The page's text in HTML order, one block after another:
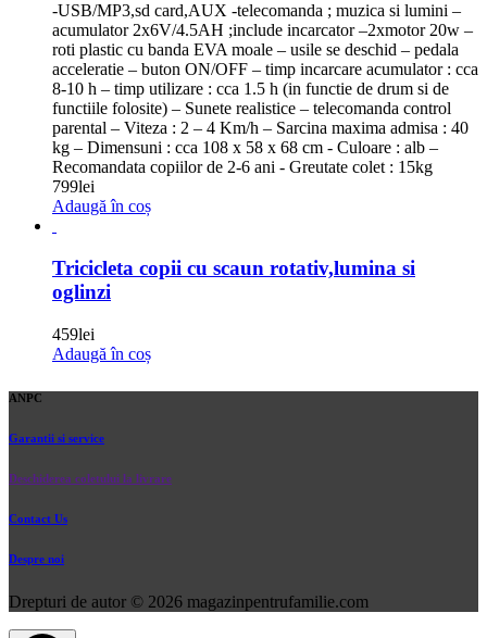
-USB/MP3,sd card,AUX -telecomanda ; muzica si lumini –
acumulator 2x6V/4.5AH ;include incarcator –2xmotor 20w –
roti plastic cu banda EVA moale – usile se deschid – pedala
acceleratie – buton ON/OFF – timp incarcare acumulator : cca
8-10 h – timp utilizare : cca 1.5 h (in functie de drum si de
functiile folosite) – Sunete realistice – telecomanda control
parental – Viteza : 2 – 4 Km/h – Sarcina maxima admisa : 40
kg – Dimensuni : cca 108 x 58 x 68 cm - Culoare : alb –
Recomandata copiilor de 2-6 ani - Greutate colet : 15kg
799lei
Adaugă în coș
Tricicleta copii cu scaun rotativ,lumina si
oglinzi
459lei
Adaugă în coș
ANPC
Garantii si service
Deschiderea coletului la livrare
Contact Us
Despre noi
Drepturi de autor © 2026 magazinpentrufamilie.com